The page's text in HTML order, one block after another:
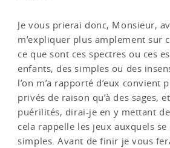
Je vous prierai donc, Monsieur,
m’expliquer plus amplement sur
ce que sont ces spectres ou ces
enfants, des simples ou des
l’on m’a rapporté d’eux convient
privés de raison qu’à des sages,
puérilités, dirai-je en y mettant
cela rappelle les jeux auxquels
simples. Avant de finir je vous